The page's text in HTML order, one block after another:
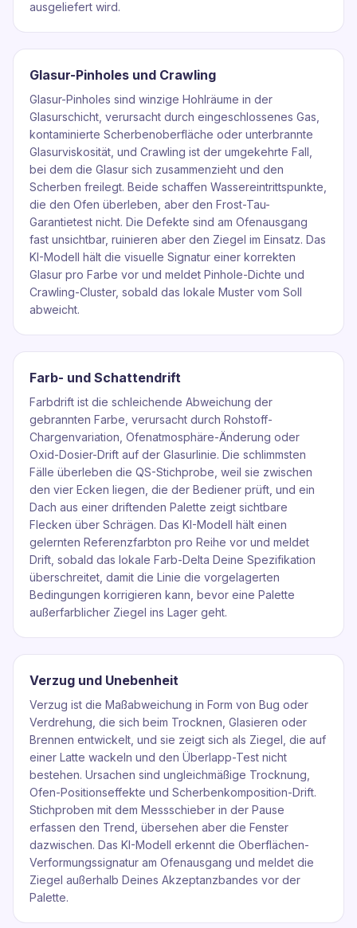
ausgeliefert wird.
Glasur-Pinholes und Crawling
Glasur-Pinholes sind winzige Hohlräume in der
Glasurschicht, verursacht durch eingeschlossenes Gas,
kontaminierte Scherbenoberfläche oder unterbrannte
Glasurviskosität, und Crawling ist der umgekehrte Fall,
bei dem die Glasur sich zusammenzieht und den
Scherben freilegt. Beide schaffen Wassereintrittspunkte,
die den Ofen überleben, aber den Frost-Tau-
Garantietest nicht. Die Defekte sind am Ofenausgang
fast unsichtbar, ruinieren aber den Ziegel im Einsatz. Das
KI-Modell hält die visuelle Signatur einer korrekten
Glasur pro Farbe vor und meldet Pinhole-Dichte und
Crawling-Cluster, sobald das lokale Muster vom Soll
abweicht.
Farb- und Schattendrift
Farbdrift ist die schleichende Abweichung der
gebrannten Farbe, verursacht durch Rohstoff-
Chargenvariation, Ofenatmosphäre-Änderung oder
Oxid-Dosier-Drift auf der Glasurlinie. Die schlimmsten
Fälle überleben die QS-Stichprobe, weil sie zwischen
den vier Ecken liegen, die der Bediener prüft, und ein
Dach aus einer driftenden Palette zeigt sichtbare
Flecken über Schrägen. Das KI-Modell hält einen
gelernten Referenzfarbton pro Reihe vor und meldet
Drift, sobald das lokale Farb-Delta Deine Spezifikation
überschreitet, damit die Linie die vorgelagerten
Bedingungen korrigieren kann, bevor eine Palette
außerfarblicher Ziegel ins Lager geht.
Verzug und Unebenheit
Verzug ist die Maßabweichung in Form von Bug oder
Verdrehung, die sich beim Trocknen, Glasieren oder
Brennen entwickelt, und sie zeigt sich als Ziegel, die auf
einer Latte wackeln und den Überlapp-Test nicht
bestehen. Ursachen sind ungleichmäßige Trocknung,
Ofen-Positionseffekte und Scherbenkomposition-Drift.
Stichproben mit dem Messschieber in der Pause
erfassen den Trend, übersehen aber die Fenster
dazwischen. Das KI-Modell erkennt die Oberflächen-
Verformungssignatur am Ofenausgang und meldet die
Ziegel außerhalb Deines Akzeptanzbandes vor der
Palette.